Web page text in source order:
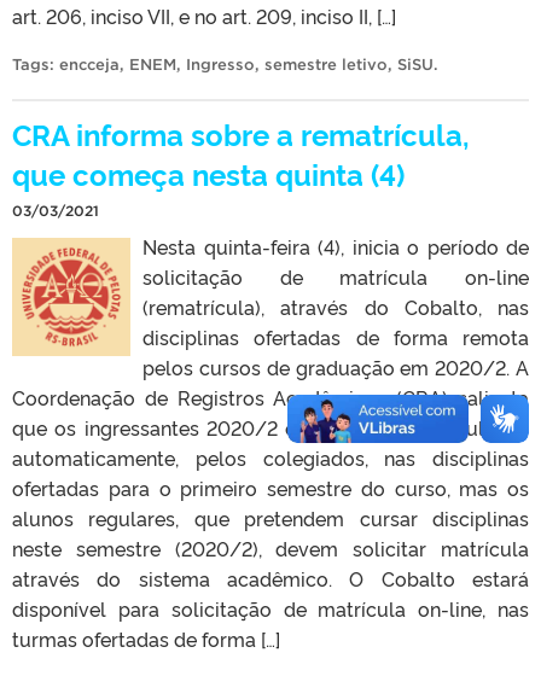
art. 206, inciso VII, e no art. 209, inciso II, […]
Tags: encceja, ENEM, Ingresso, semestre letivo, SiSU.
CRA informa sobre a rematrícula,
que começa nesta quinta (4)
03/03/2021
Nesta quinta-feira (4), inicia o período de
solicitação de matrícula on-line
(rematrícula), através do Cobalto, nas
disciplinas ofertadas de forma remota
pelos cursos de graduação em 2020/2. A
Coordenação de Registros Acadêmicos (CRA) salienta
que os ingressantes 2020/2 estão sendo matriculados
automaticamente, pelos colegiados, nas disciplinas
ofertadas para o primeiro semestre do curso, mas os
alunos regulares, que pretendem cursar disciplinas
neste semestre (2020/2), devem solicitar matrícula
através do sistema acadêmico. O Cobalto estará
disponível para solicitação de matrícula on-line, nas
turmas ofertadas de forma […]